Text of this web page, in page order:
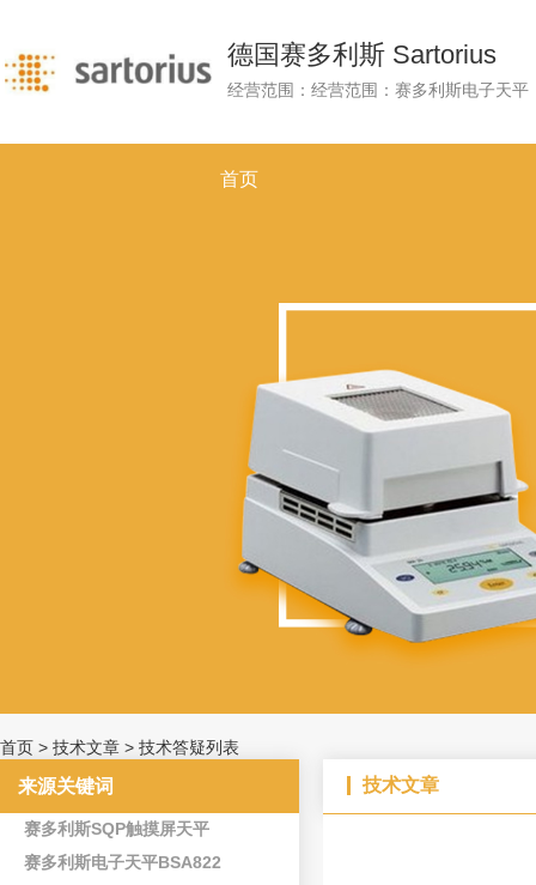
德国赛多利斯 Sartorius
首页
首页 > 技术文章 > 技术答疑列表
来源关键词
赛多利斯SQP触摸屏天平
赛多利斯电子天平BSA822
技术文章